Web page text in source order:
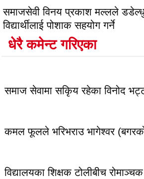
समाजसेवी विनय प्रकाश मल्लले
विद्यार्थीलाई पोशाक सहयोग गर्ने
धेरै कमेन्ट गरिएका
समाज सेवामा सकिृय रहेका विनोद
कमल फूलले भरिभराउ भागेश्वर
विद्यालयका शिक्षक टोलीबीच